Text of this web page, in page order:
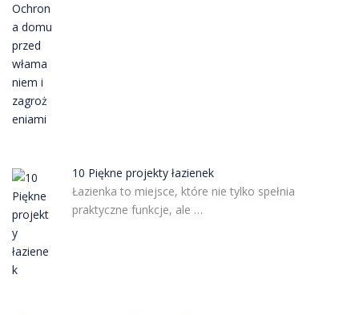
10 Piękne projekty łazienek
Łazienka to miejsce, które nie tylko spełnia
praktyczne funkcje, ale …